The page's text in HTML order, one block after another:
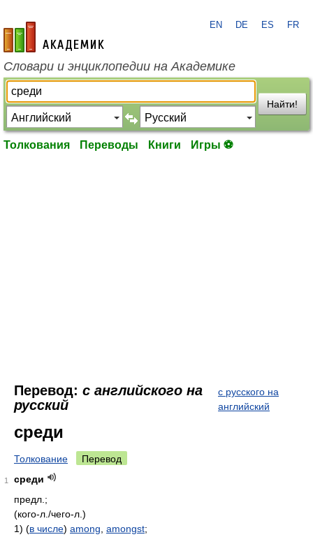
academic.ru
EN DE ES FR
Словари и энциклопедии на Академике
Найти!
Толкования Переводы Книги Игры ⚽
Перевод: с английского на
русский
с русского на
английский
среди
Толкование Перевод
1
среди
предл.;
(кого-л./чего-л.)
1) (в числе) among amongst;